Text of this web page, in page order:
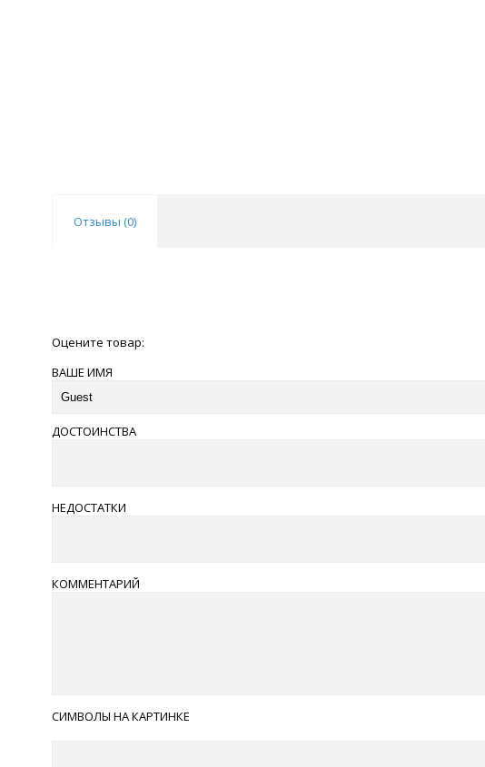
Отзывы (0)
Оцените товар:
ВАШЕ ИМЯ
ДОСТОИНСТВА
НЕДОСТАТКИ
КОММЕНТАРИЙ
СИМВОЛЫ НА КАРТИНКЕ